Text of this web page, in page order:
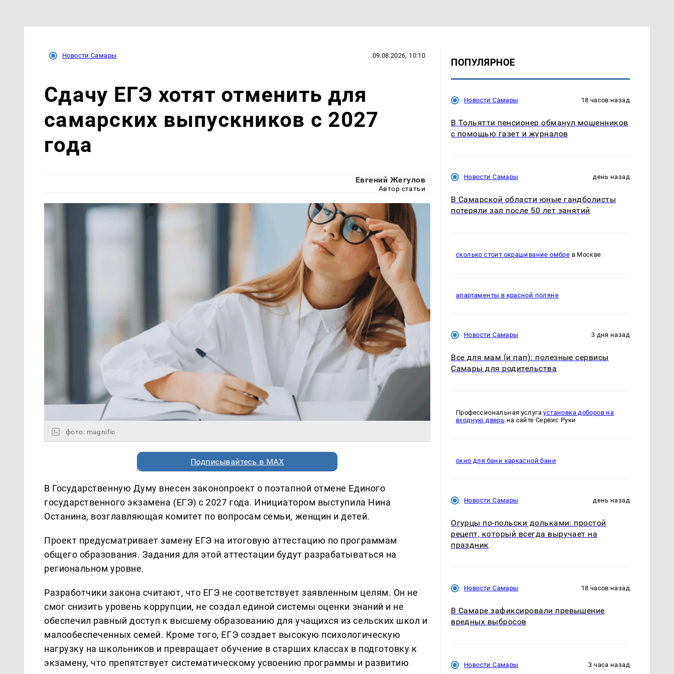
Новости Самары 09.08.2026, 10:10
Сдачу ЕГЭ хотят отменить для
самарских выпускников с 2027
года
Евгений Жегулов
Автор статьи
фото: magnific
Подписывайтесь в MAX
В Государственную Думу внесен законопроект о поэтапной отмене Единого
государственного экзамена (ЕГЭ) с 2027 года. Инициатором выступила Нина
Останина, возглавляющая комитет по вопросам семьи, женщин и детей.
Проект предусматривает замену ЕГЭ на итоговую аттестацию по программам
общего образования. Задания для этой аттестации будут разрабатываться на
региональном уровне.
Разработчики закона считают, что ЕГЭ не соответствует заявленным целям. Он не
смог снизить уровень коррупции, не создал единой системы оценки знаний и не
обеспечил равный доступ к высшему образованию для учащихся из сельских школ и
малообеспеченных семей. Кроме того, ЕГЭ создает высокую психологическую
нагрузку на школьников и превращает обучение в старших классах в подготовку к
экзамену, что препятствует систематическому усвоению программы и развитию
ПОПУЛЯРНОЕ
Новости Самары 18 часов назад
В Тольятти пенсионер обманул мошенников
с помощью газет и журналов
Новости Самары день назад
В Самарской области юные гандболисты
потеряли зал после 50 лет занятий
сколько стоит окрашивание омбре в Москве
апартаменты в красной поляне
Новости Самары 3 дня назад
Все для мам (и пап): полезные сервисы
Самары для родительства
Профессиональная услугаустановка доборов на
входную дверь на сайте Сервис Руки
окно для бани каркасной бани
Новости Самары день назад
Огурцы по‑польски дольками: простой
рецепт, который всегда выручает на
праздник
Новости Самары 18 часов назад
В Самаре зафиксировали превышение
вредных выбросов
Новости Самары 3 часа назад